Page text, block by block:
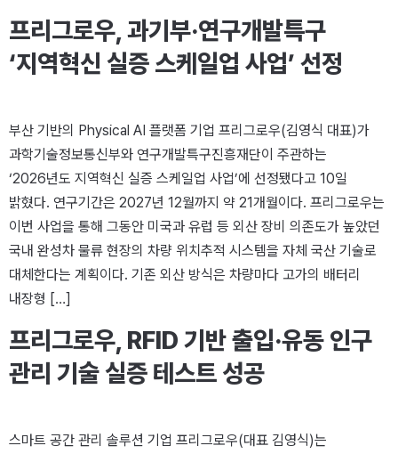
프리그로우, 과기부·연구개발특구
‘지역혁신 실증 스케일업 사업’ 선정
부산 기반의 Physical AI 플랫폼 기업 프리그로우(김영식 대표)가
과학기술정보통신부와 연구개발특구진흥재단이 주관하는
‘2026년도 지역혁신 실증 스케일업 사업’에 선정됐다고 10일
밝혔다. 연구기간은 2027년 12월까지 약 21개월이다. 프리그로우는
이번 사업을 통해 그동안 미국과 유럽 등 외산 장비 의존도가 높았던
국내 완성차 물류 현장의 차량 위치추적 시스템을 자체 국산 기술로
대체한다는 계획이다. 기존 외산 방식은 차량마다 고가의 배터리
내장형 […]
프리그로우, RFID 기반 출입·유동 인구
관리 기술 실증 테스트 성공
스마트 공간 관리 솔루션 기업 프리그로우(대표 김영식)는